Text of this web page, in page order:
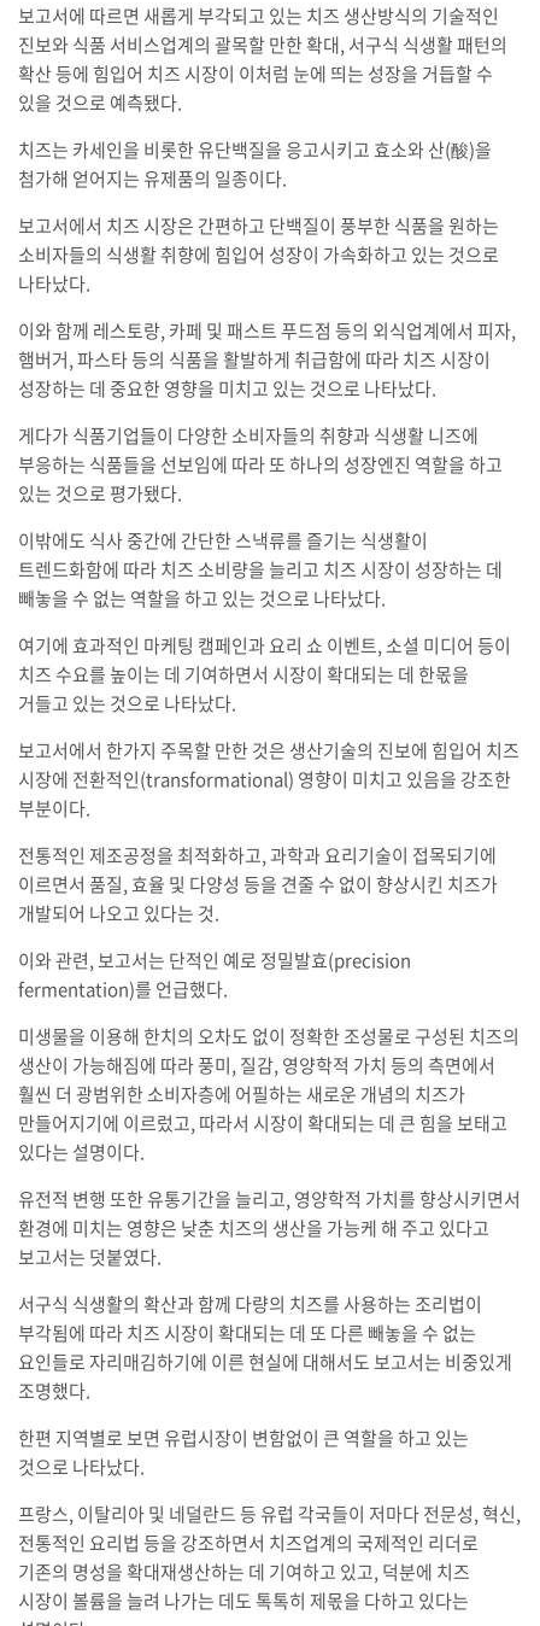
보고서에 따르면 새롭게 부각되고 있는 치즈 생산방식의 기술적인
진보와 식품 서비스업계의 괄목할 만한 확대, 서구식 식생활 패턴의
확산 등에 힘입어 치즈 시장이 이처럼 눈에 띄는 성장을 거듭할 수
있을 것으로 예측됐다.
치즈는 카세인을 비롯한 유단백질을 응고시키고 효소와 산(酸)을
첨가해 얻어지는 유제품의 일종이다.
보고서에서 치즈 시장은 간편하고 단백질이 풍부한 식품을 원하는
소비자들의 식생활 취향에 힘입어 성장이 가속화하고 있는 것으로
나타났다.
이와 함께 레스토랑, 카페 및 패스트 푸드점 등의 외식업계에서 피자,
햄버거, 파스타 등의 식품을 활발하게 취급함에 따라 치즈 시장이
성장하는 데 중요한 영향을 미치고 있는 것으로 나타났다.
게다가 식품기업들이 다양한 소비자들의 취향과 식생활 니즈에
부응하는 식품들을 선보임에 따라 또 하나의 성장엔진 역할을 하고
있는 것으로 평가됐다.
이밖에도 식사 중간에 간단한 스낵류를 즐기는 식생활이
트렌드화함에 따라 치즈 소비량을 늘리고 치즈 시장이 성장하는 데
빼놓을 수 없는 역할을 하고 있는 것으로 나타났다.
여기에 효과적인 마케팅 캠페인과 요리 쇼 이벤트, 소셜 미디어 등이
치즈 수요를 높이는 데 기여하면서 시장이 확대되는 데 한몫을
거들고 있는 것으로 나타났다.
보고서에서 한가지 주목할 만한 것은 생산기술의 진보에 힘입어 치즈
시장에 전환적인(transformational) 영향이 미치고 있음을 강조한
부분이다.
전통적인 제조공정을 최적화하고, 과학과 요리기술이 접목되기에
이르면서 품질, 효율 및 다양성 등을 견줄 수 없이 향상시킨 치즈가
개발되어 나오고 있다는 것.
이와 관련, 보고서는 단적인 예로 정밀발효(precision
fermentation)를 언급했다.
미생물을 이용해 한치의 오차도 없이 정확한 조성물로 구성된 치즈의
생산이 가능해짐에 따라 풍미, 질감, 영양학적 가치 등의 측면에서
훨씬 더 광범위한 소비자층에 어필하는 새로운 개념의 치즈가
만들어지기에 이르렀고, 따라서 시장이 확대되는 데 큰 힘을 보태고
있다는 설명이다.
유전적 변행 또한 유통기간을 늘리고, 영양학적 가치를 향상시키면서
환경에 미치는 영향은 낮춘 치즈의 생산을 가능케 해 주고 있다고
보고서는 덧붙였다.
서구식 식생활의 확산과 함께 다량의 치즈를 사용하는 조리법이
부각됨에 따라 치즈 시장이 확대되는 데 또 다른 빼놓을 수 없는
요인들로 자리매김하기에 이른 현실에 대해서도 보고서는 비중있게
조명했다.
한편 지역별로 보면 유럽시장이 변함없이 큰 역할을 하고 있는
것으로 나타났다.
프랑스, 이탈리아 및 네덜란드 등 유럽 각국들이 저마다 전문성, 혁신,
전통적인 요리법 등을 강조하면서 치즈업계의 국제적인 리더로
기존의 명성을 확대재생산하는 데 기여하고 있고, 덕분에 치즈
시장이 볼륨을 늘려 나가는 데도 톡톡히 제몫을 다하고 있다는